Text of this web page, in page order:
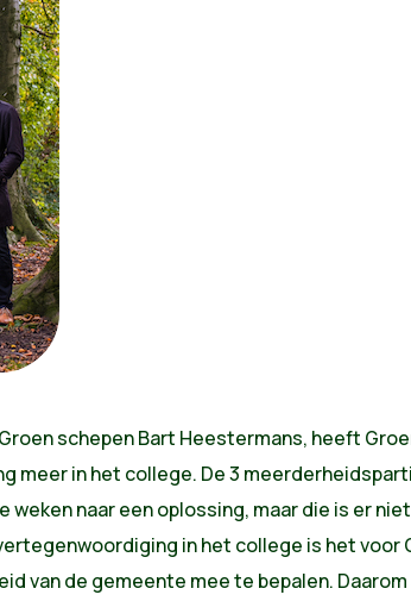
schepen Bart Heestermans, heeft
meer in het college. De 3
weken naar een oplossing, maar die is er niet
in het college is het voor
van de gemeente mee te bepalen.